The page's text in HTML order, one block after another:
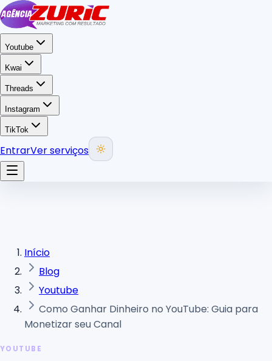
Youtube
Kwai
Threads
Instagram
TikTok
EntrarVer serviços
Início
Blog
Youtube
Como Ganhar Dinheiro no YouTube: Guia para
Monetizar seu Canal
YOUTUBE